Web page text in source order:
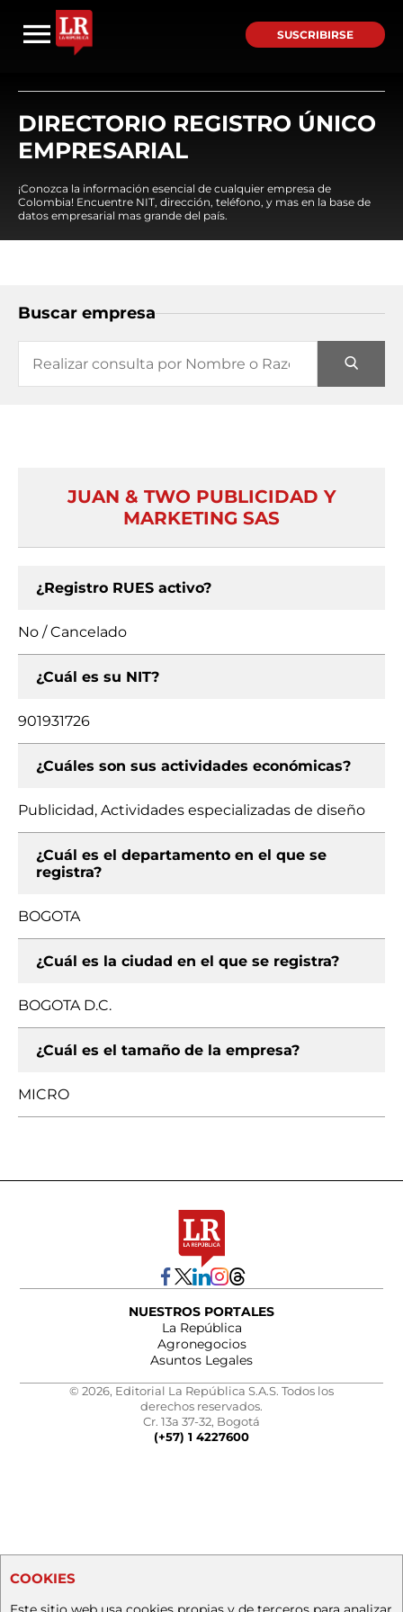
SUSCRIBIRSE
DIRECTORIO REGISTRO ÚNICO
EMPRESARIAL
¡Conozca la información esencial de cualquier empresa de
Colombia! Encuentre NIT, dirección, teléfono, y mas en la base de
datos empresarial mas grande del país.
Buscar empresa
JUAN & TWO PUBLICIDAD Y
MARKETING SAS
¿Registro RUES activo?
No / Cancelado
¿Cuál es su NIT?
901931726
¿Cuáles son sus actividades económicas?
Publicidad, Actividades especializadas de diseño
¿Cuál es el departamento en el que se
registra?
BOGOTA
¿Cuál es la ciudad en el que se registra?
BOGOTA D.C.
¿Cuál es el tamaño de la empresa?
MICRO
NUESTROS PORTALES
La República
Agronegocios
Asuntos Legales
© 2026, Editorial La República S.A.S. Todos los
derechos reservados.
Cr. 13a 37-32, Bogotá
(+57) 1 4227600
COOKIES